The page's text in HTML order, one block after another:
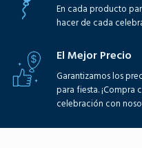
En cada producto
hacer de cada
El Mejor Precio
Garantizamos los
para fiesta. ¡Compra
celebración con